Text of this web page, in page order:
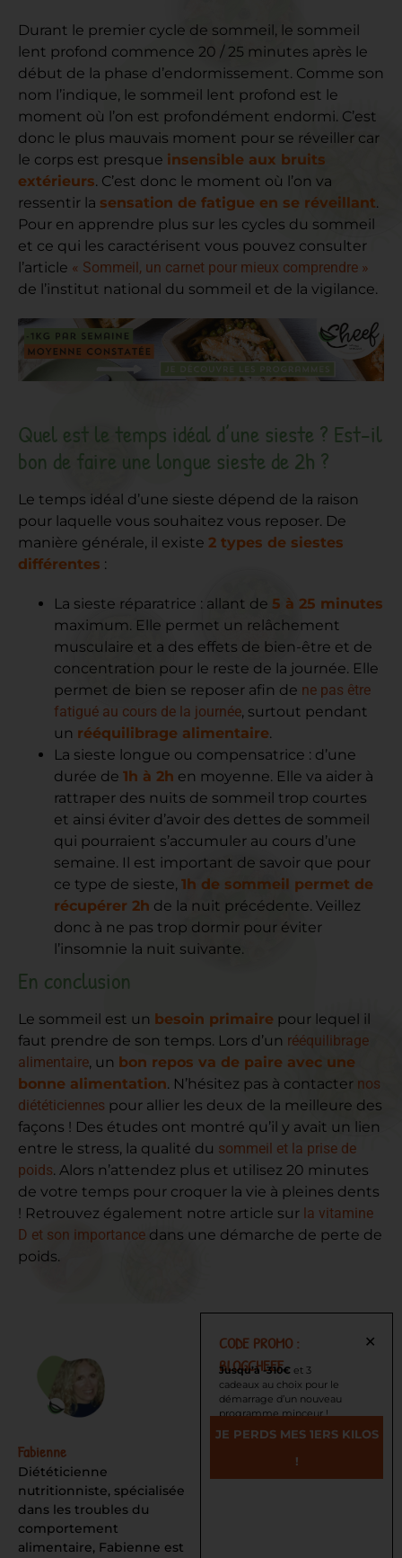
Durant le premier cycle de sommeil, le sommeil
lent profond commence 20 / 25 minutes après le
début de la phase d’endormissement. Comme son
nom l’indique, le sommeil lent profond est le
moment où l’on est profondément endormi. C’est
donc le plus mauvais moment pour se réveiller car
le corps est presque insensible aux bruits
extérieurs. C’est donc le moment où l’on va
ressentir la sensation de fatigue en se réveillant.
Pour en apprendre plus sur les cycles du sommeil
et ce qui les caractérisent vous pouvez consulter
l’article « Sommeil, un carnet pour mieux comprendre »
de l’institut national du sommeil et de la vigilance.
Quel est le temps idéal d’une sieste ? Est-il
bon de faire une longue sieste de 2h ?
Le temps idéal d’une sieste dépend de la raison
pour laquelle vous souhaitez vous reposer. De
manière générale, il existe 2 types de siestes
différentes :
La sieste réparatrice : allant de 5 à 25 minutes
maximum. Elle permet un relâchement
musculaire et a des effets de bien-être et de
concentration pour le reste de la journée. Elle
permet de bien se reposer afin de ne pas être
fatigué au cours de la journée, surtout pendant
un rééquilibrage alimentaire.
La sieste longue ou compensatrice : d’une
durée de 1h à 2h en moyenne. Elle va aider à
rattraper des nuits de sommeil trop courtes
et ainsi éviter d’avoir des dettes de sommeil
qui pourraient s’accumuler au cours d’une
semaine. Il est important de savoir que pour
ce type de sieste, 1h de sommeil permet de
récupérer 2h de la nuit précédente. Veillez
donc à ne pas trop dormir pour éviter
l’insomnie la nuit suivante.
En conclusion
Le sommeil est un besoin primaire pour lequel il
faut prendre de son temps. Lors d’un rééquilibrage
alimentaire, un bon repos va de paire avec une
bonne alimentation. N’hésitez pas à contacter nos
diététiciennes pour allier les deux de la meilleure des
façons ! Des études ont montré qu’il y avait un lien
entre le stress, la qualité du sommeil et la prise de
poids. Alors n’attendez plus et utilisez 20 minutes
de votre temps pour croquer la vie à pleines dents
! Retrouvez également notre article sur la vitamine
D et son importance dans une démarche de perte de
poids.
Fabienne
Diététicienne
nutritionniste, spécialisée
dans les troubles du
comportement
alimentaire, Fabienne est
CODE PROMO :
BLOGCHEEF
Jusqu’à -310€ et 3
cadeaux au choix pour le
démarrage d’un nouveau
programme minceur !
✕
JE PERDS MES 1ERS KILOS
!